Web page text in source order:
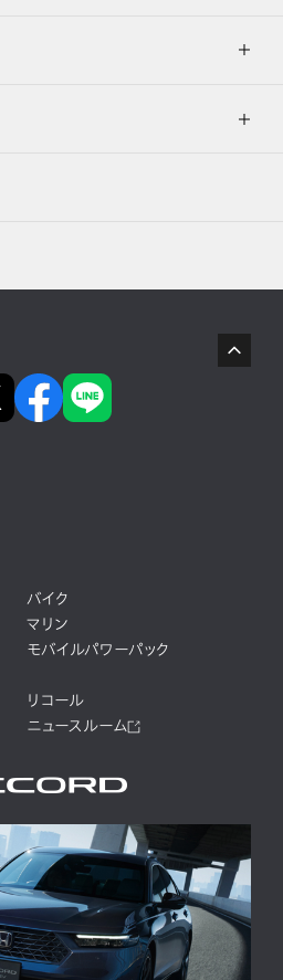
バイク
マリン
モバイルパワーパック
リコール
ニュースルーム